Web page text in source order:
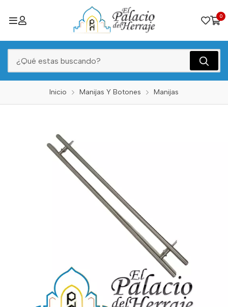
0
Inicio Manijas Y Botones Manijas